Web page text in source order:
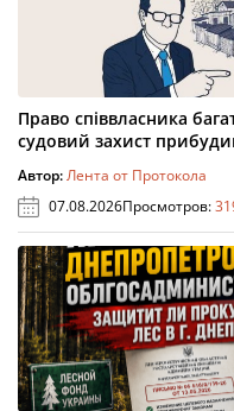
Право співвласника
судовий захист
Автор:Лента от Протокола
07.08.2026Просмотров: